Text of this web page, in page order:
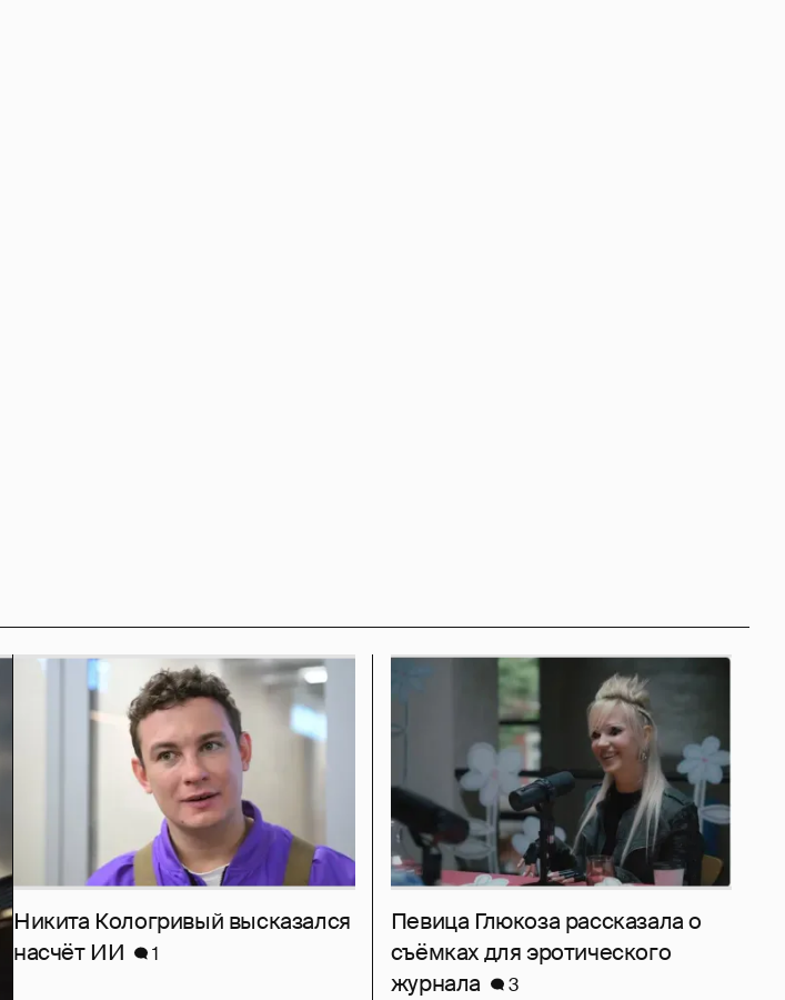
Никита Кологривый высказался
насчёт ИИ
1
Певица Глюкоза рассказала о
съёмках для эротического
журнала
3